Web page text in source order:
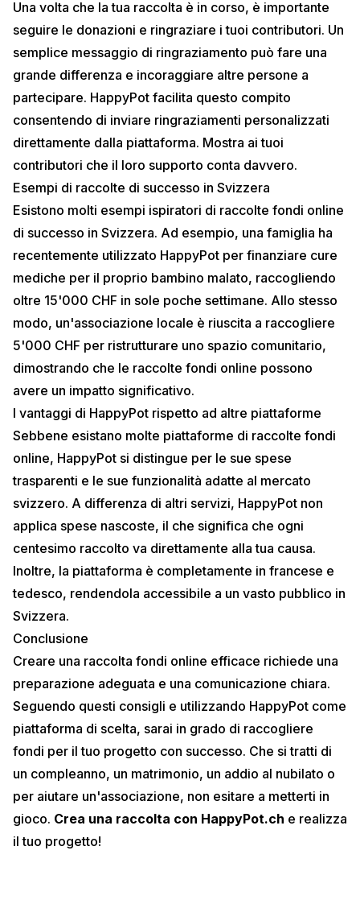
Una volta che la tua raccolta è in corso, è importante
seguire le donazioni e ringraziare i tuoi contributori. Un
semplice messaggio di ringraziamento può fare una
grande differenza e incoraggiare altre persone a
partecipare. HappyPot facilita questo compito
consentendo di inviare ringraziamenti personalizzati
direttamente dalla piattaforma. Mostra ai tuoi
contributori che il loro supporto conta davvero.
Esempi di raccolte di successo in Svizzera
Esistono molti esempi ispiratori di raccolte fondi online
di successo in Svizzera. Ad esempio, una famiglia ha
recentemente utilizzato HappyPot per finanziare cure
mediche per il proprio bambino malato, raccogliendo
oltre 15'000 CHF in sole poche settimane. Allo stesso
modo, un'associazione locale è riuscita a raccogliere
5'000 CHF per ristrutturare uno spazio comunitario,
dimostrando che le raccolte fondi online possono
avere un impatto significativo.
I vantaggi di HappyPot rispetto ad altre piattaforme
Sebbene esistano molte piattaforme di raccolte fondi
online, HappyPot si distingue per le sue spese
trasparenti e le sue funzionalità adatte al mercato
svizzero. A differenza di altri servizi, HappyPot non
applica spese nascoste, il che significa che ogni
centesimo raccolto va direttamente alla tua causa.
Inoltre, la piattaforma è completamente in francese e
tedesco, rendendola accessibile a un vasto pubblico in
Svizzera.
Conclusione
Creare una raccolta fondi online efficace richiede una
preparazione adeguata e una comunicazione chiara.
Seguendo questi consigli e utilizzando HappyPot come
piattaforma di scelta, sarai in grado di raccogliere
fondi per il tuo progetto con successo. Che si tratti di
un compleanno, un matrimonio, un addio al nubilato o
per aiutare un'associazione, non esitare a metterti in
gioco. Crea una raccolta con HappyPot.ch e realizza
il tuo progetto!